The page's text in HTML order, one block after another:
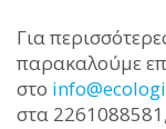
Για
παρακαλούμε
στο
στα